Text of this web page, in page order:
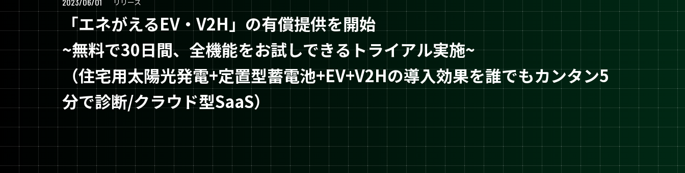
リリース
「エネがえるEV‧V2H」の有償提供を開始
~無料で30日間、全機能をお試しできるトライアル実施~
（住宅用太陽光発電+定置型蓄電池+EV+V2Hの導入効果を誰でもカンタン5
分で診断/クラウド型SaaS）